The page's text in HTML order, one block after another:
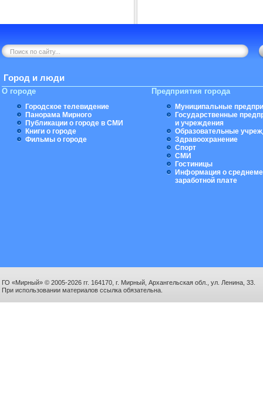
Город и люди
О городе
Городское телевидение
Панорама Мирного
Публикации о городе в СМИ
Книги о городе
Фильмы о городе
Предприятия города
Муниципальные
Государственные
и учреждения
Образовательные
Здравоохранение
Спорт
СМИ
Гостиницы
Информация о
заработной плате
ГО «Мирный» © 2005-2026 гг. 164170, г. Мирный, Архангельская обл., ул. Ленина, 33.
При использовании материалов ссылка обязательна.